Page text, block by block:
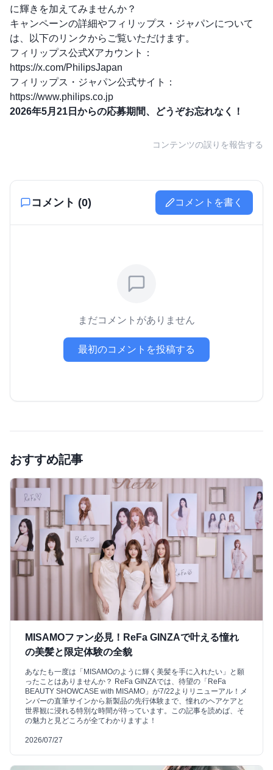
に輝きを加えてみませんか？
キャンペーンの詳細やフィリップス・ジャパンについて
は、以下のリンクからご覧いただけます。
フィリップス公式Xアカウント：
https://x.com/PhilipsJapan
フィリップス・ジャパン公式サイト：
https://www.philips.co.jp
2026年5月21日からの応募期間、どうぞお忘れなく！
コンテンツの誤りを報告する
コメント (0) コメントを書く
まだコメントがありません
最初のコメントを投稿する
おすすめ記事
MISAMOファン必見！ReFa GINZAで叶える憧れ
の美髪と限定体験の全貌
あなたも一度は「MISAMOのように輝く美髪を手に入れたい」と願
ったことはありませんか？ ReFa GINZAでは、待望の「ReFa
BEAUTY SHOWCASE with MISAMO」が7/22よりリニューアル！メ
ンバーの直筆サインから新製品の先行体験まで、憧れのヘアケアと
世界観に浸れる特別な時間が待っています。この記事を読めば、そ
の魅力と見どころが全てわかりますよ！
2026/07/27